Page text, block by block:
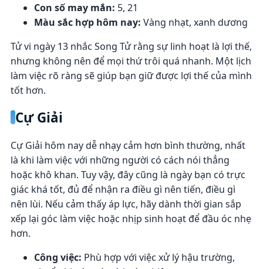
Con số may mắn: 5, 21
Màu sắc hợp hôm nay: Vàng nhạt, xanh dương
Tử vi ngày 13 nhắc Song Tử rằng sự linh hoạt là lợi thế,
nhưng không nên để mọi thứ trôi quá nhanh. Một lịch
làm việc rõ ràng sẽ giúp bạn giữ được lợi thế của mình
tốt hơn.
Cự Giải
Cự Giải hôm nay dễ nhạy cảm hơn bình thường, nhất
là khi làm việc với những người có cách nói thẳng
hoặc khô khan. Tuy vậy, đây cũng là ngày bạn có trực
giác khá tốt, đủ để nhận ra điều gì nên tiến, điều gì
nên lùi. Nếu cảm thấy áp lực, hãy dành thời gian sắp
xếp lại góc làm việc hoặc nhịp sinh hoạt để đầu óc nhẹ
hơn.
Công việc: Phù hợp với việc xử lý hậu trường,